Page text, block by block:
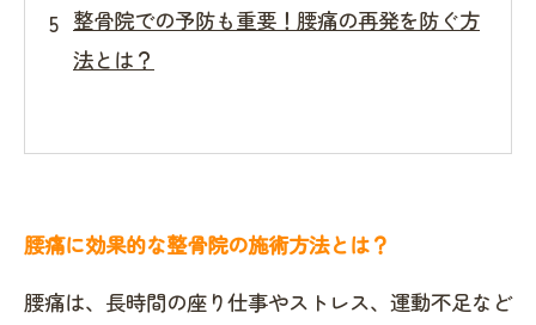
整骨院での予防も重要！腰痛の再発を防ぐ方
法とは？
腰痛に効果的な整骨院の施術方法とは？
腰痛は、長時間の座り仕事やストレス、運動不足など